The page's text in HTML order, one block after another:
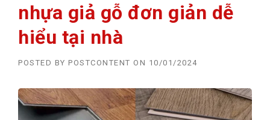
nhựa giả gỗ đơn giản dễ
hiểu tại nhà
POSTED BY POSTCONTENT ON 10/01/2024